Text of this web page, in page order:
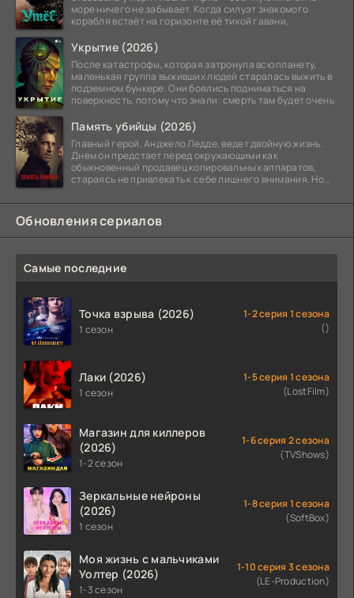
море ничего не забывает. Когда силуэт знакомого
корабля встаёт на горизонте её тихой гавани,
Укрытие (2026)
После катастрофы, которая затронула всю планету,
маленькая группа выживших людей старалась выжить в
подземном бункере. Они боялись подниматься на
поверхность, потому что знали: смерть там будет очень
Память убийцы (2026)
Главный герой, Анджело Ледде, ведет двойную жизнь.
Днем он предстает перед окружающими как
обыкновенный продавец копировальных аппаратов,
стараясь не привлекать к себе лишнего внимания. Но
Обновления сериалов
Самые последние
Точка взрыва (2026)
1 сезон
1-2 серия 1 сезона
()
Лаки (2026)
1 сезон
1-5 серия 1 сезона
(LostFilm)
Магазин для киллеров
(2026)
1-2 сезон
1-6 серия 2 сезона
(TVShows)
Зеркальные нейроны
(2026)
1 сезон
1-8 серия 1 сезона
(SoftBox)
Моя жизнь с мальчиками
Уолтер (2026)
1-3 сезон
1-10 серия 3 сезона
(LE-Production)